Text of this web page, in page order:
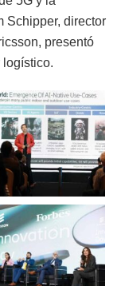
Schipper, director
presentó
logístico.